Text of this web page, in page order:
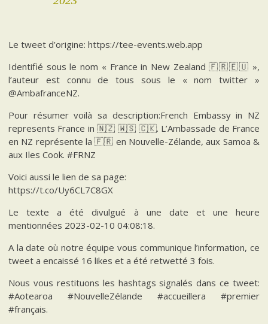
Le tweet d’origine: https://tee-events.web.app
Identifié sous le nom « France in New Zealand 🇫🇷🇪🇺 »,
l’auteur est connu de tous sous le « nom twitter »
@AmbafranceNZ.
Pour résumer voilà sa description:French Embassy in NZ
represents France in 🇳🇿 🇼🇸 🇨🇰. L’Ambassade de France
en NZ représente la 🇫🇷 en Nouvelle-Zélande, aux Samoa &
aux Iles Cook. #FRNZ
Voici aussi le lien de sa page:
https://t.co/Uy6CL7C8GX
Le texte a été divulgué à une date et une heure
mentionnées 2023-02-10 04:08:18.
A la date où notre équipe vous communique l’information, ce
tweet a encaissé 16 likes et a été retwetté 3 fois.
Nous vous restituons les hashtags signalés dans ce tweet:
#Aotearoa #NouvelleZélande #accueillera #premier
#français.